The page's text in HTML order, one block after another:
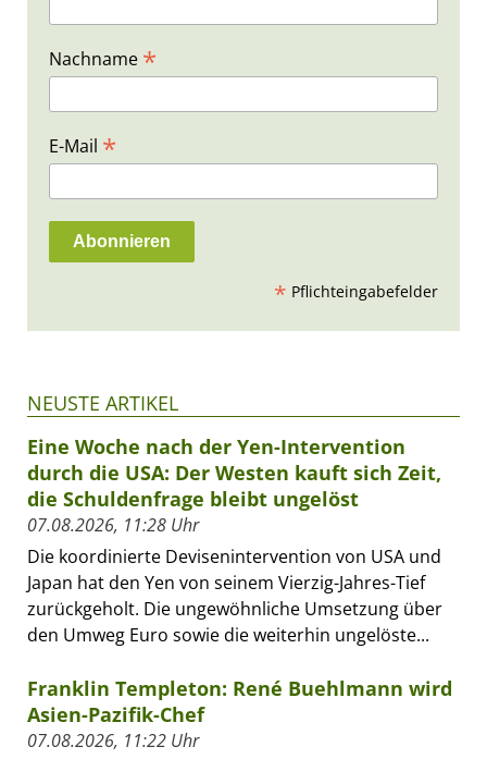
Nachname *
E-Mail *
* Pflichteingabefelder
NEUSTE ARTIKEL
Eine Woche nach der Yen-Intervention
durch die USA: Der Westen kauft sich Zeit,
die Schuldenfrage bleibt ungelöst
07.08.2026, 11:28 Uhr
Die koordinierte Devisenintervention von USA und
Japan hat den Yen von seinem Vierzig-Jahres-Tief
zurückgeholt. Die ungewöhnliche Umsetzung über
den Umweg Euro sowie die weiterhin ungelöste...
Franklin Templeton: René Buehlmann wird
Asien-Pazifik-Chef
07.08.2026, 11:22 Uhr